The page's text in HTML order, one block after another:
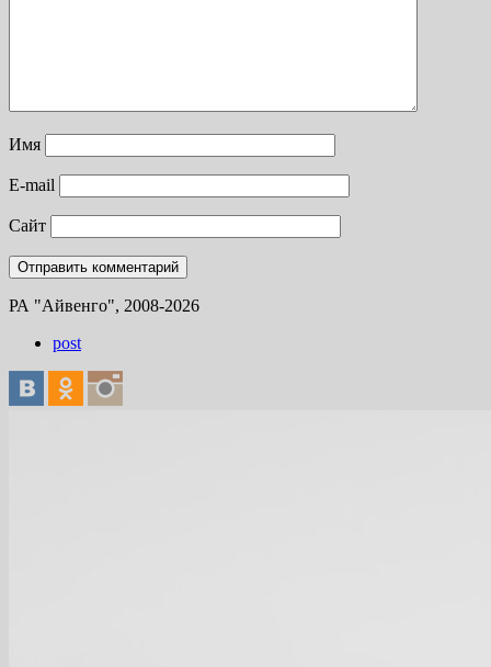
Имя
E-mail
Сайт
РА "Айвенго", 2008-2026
post